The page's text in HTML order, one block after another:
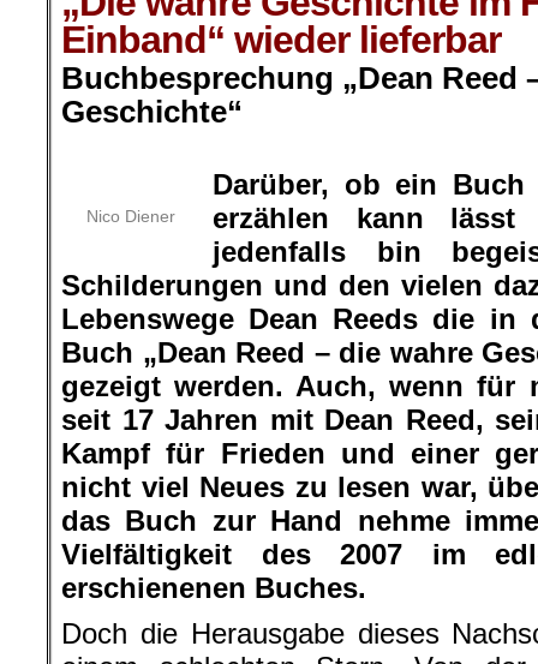
Einband“ wieder lieferbar
Buchbesprechung „Dean Reed
Geschichte“
Nico Diener
Darüber, ob ein Buch
erzählen kann
jedenfalls bin
Schilderungen und den vielen
Lebenswege Dean Reeds die in
Buch „Dean Reed – die wahre
gezeigt werden. Auch, wenn für
seit 17 Jahren mit Dean Reed,
Kampf für Frieden und einer
nicht viel Neues zu lesen war,
das Buch zur Hand nehme
Vielfältigkeit des 2007 im
erschienenen Buches.
Doch die Herausgabe dieses